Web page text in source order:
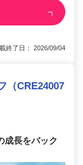
終了日： 2026/09/04
（CRE24007
成長をバック